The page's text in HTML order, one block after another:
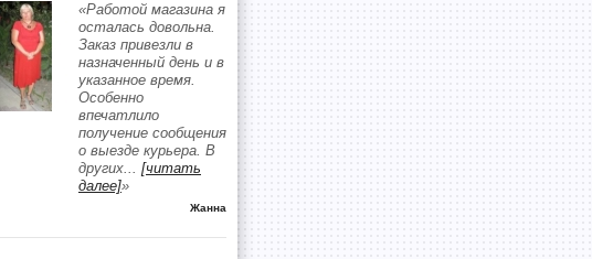
«Работой магазина я
осталась довольна.
Заказ привезли в
назначенный день и в
указанное время.
Особенно
впечатлило
получение сообщения
о выезде курьера. В
других... [читать
далее]»
Жанна